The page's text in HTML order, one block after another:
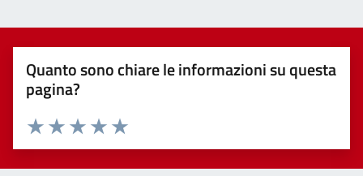
Quanto sono chiare le informazioni su questa
pagina?
Valuta 5 stelle su 5
Valuta 4 stelle su 5
Valuta 3 stelle su 5
Valuta 2 stelle su 5
Valuta 1 stelle su 5